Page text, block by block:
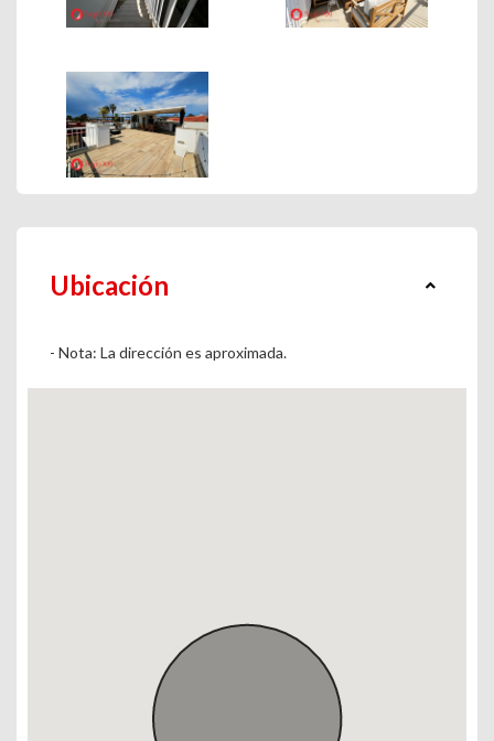
Ubicación
- Nota: La dirección es aproximada.